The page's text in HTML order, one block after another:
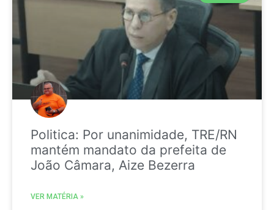
Politica: Por unanimidade, TRE/RN
mantém mandato da prefeita de
João Câmara, Aize Bezerra
VER MATÉRIA »